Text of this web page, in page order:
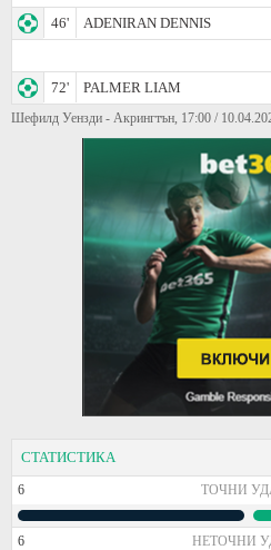
46'
ADENIRAN DENNIS
72'
PALMER LIAM
Шефилд Уензди - Акрингтън, 17:00 /
СТАТИСТИКА
6 ТОЧНИ
6 НЕТОЧНИ